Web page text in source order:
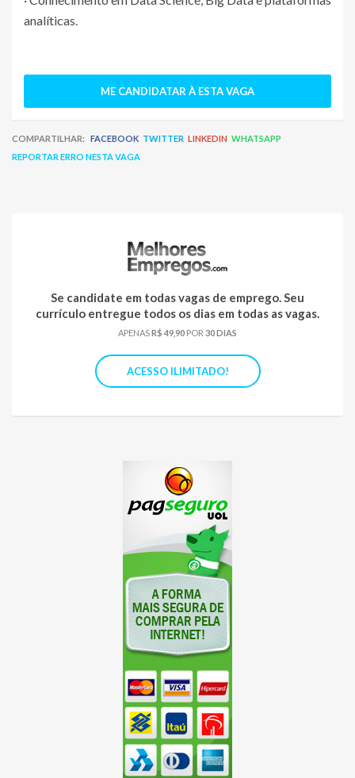
analíticas.
ME CANDIDATAR À ESTA VAGA
COMPARTILHAR: FACEBOOK TWITTER LINKEDIN WHATSAPP
REPORTAR ERRO NESTA VAGA
Se candidate em todas vagas de emprego. Seu
currículo entregue todos os dias em todas as vagas.
APENASR$ 49,90 POR 30 DIAS
ACESSO ILIMITADO!